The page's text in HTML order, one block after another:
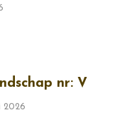
nr: V
2026